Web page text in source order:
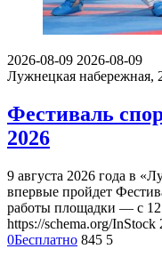
2026-08-09 2026-08-09
Лужнецкая набережная,
Фестиваль
2026
9 августа 2026 года в
впервые пройдет
работы площадки — с
https://schema.org/InStock
0Бесплатно 845 5